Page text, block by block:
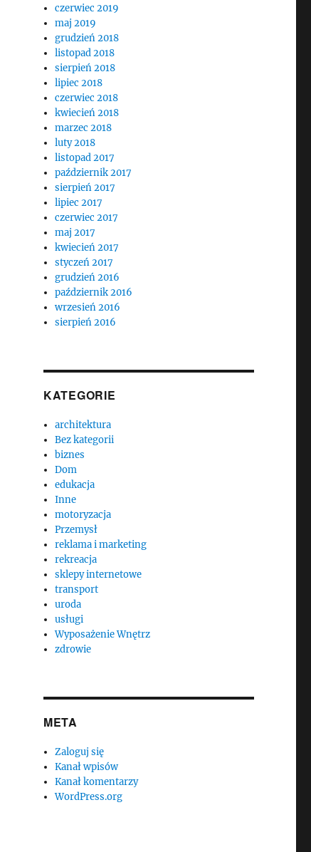
czerwiec 2019
maj 2019
grudzień 2018
listopad 2018
sierpień 2018
lipiec 2018
czerwiec 2018
kwiecień 2018
marzec 2018
luty 2018
listopad 2017
październik 2017
sierpień 2017
lipiec 2017
czerwiec 2017
maj 2017
kwiecień 2017
styczeń 2017
grudzień 2016
październik 2016
wrzesień 2016
sierpień 2016
KATEGORIE
architektura
Bez kategorii
biznes
Dom
edukacja
Inne
motoryzacja
Przemysł
reklama i marketing
rekreacja
sklepy internetowe
transport
uroda
usługi
Wyposażenie Wnętrz
zdrowie
META
Zaloguj się
Kanał wpisów
Kanał komentarzy
WordPress.org